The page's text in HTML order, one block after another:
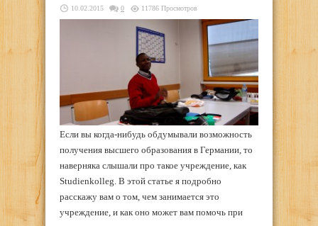
10.02.2015 0 11786 Просмотров
Если вы когда-нибудь обдумывали возможность
получения высшего образования в Германии, то
наверняка слышали про такое учреждение, как
Studienkolleg. В этой статье я подробно
расскажу вам о том, чем занимается это
учреждение, и как оно может вам помочь при